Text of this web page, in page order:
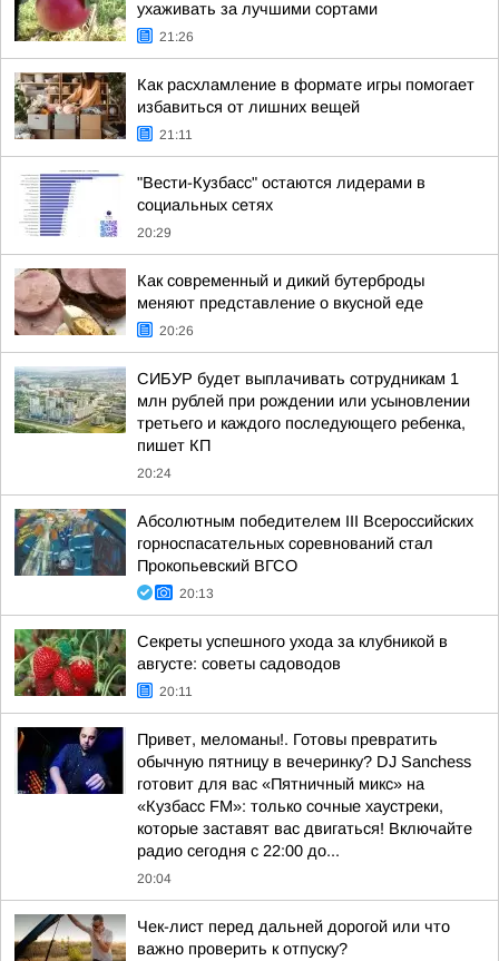
ухаживать за лучшими сортами
21:26
Как расхламление в формате игры помогает
избавиться от лишних вещей
21:11
"Вести-Кузбасс" остаются лидерами в
социальных сетях
20:29
Как современный и дикий бутерброды
меняют представление о вкусной еде
20:26
СИБУР будет выплачивать сотрудникам 1
млн рублей при рождении или усыновлении
третьего и каждого последующего ребенка,
пишет КП
20:24
Абсолютным победителем III Всероссийских
горноспасательных соревнований стал
Прокопьевский ВГСО
20:13
Секреты успешного ухода за клубникой в
августе: советы садоводов
20:11
Привет, меломаны!. Готовы превратить
обычную пятницу в вечеринку? DJ Sanchess
готовит для вас «Пятничный микс» на
«Кузбасс FM»: только сочные хаустреки,
которые заставят вас двигаться! Включайте
радио сегодня с 22:00 до...
20:04
Чек-лист перед дальней дорогой или что
важно проверить к отпуску?